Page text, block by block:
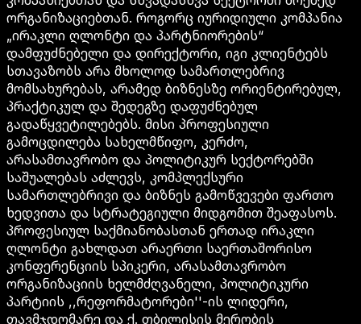
ორგანიზაციებთან. როგორც იურიდიული კომპანია
„ირაკლი ღლონტი და პარტნიორების“
დამფუძნებელი და დირექტორი, იგი კლიენტებს
სთავაზობს არა მხოლოდ სამართლებრივ
მომსახურებას, არამედ ბიზნესზე ორიენტირებულ,
პრაქტიკულ და შედეგზე დაფუძნებულ
გადაწყვეტილებებს. მისი პროფესიული
გამოცდილება სახელმწიფო, კერძო,
არასამთავრობო და პოლიტიკურ სექტორებში
საშუალებას აძლევს, კომპლექსური
სამართლებრივი და ბიზნეს გამოწვევები ფართო
ხედვითა და სტრატეგიული მიდგომით შეაფასოს.
პროფესიულ საქმიანობასთან ერთად ირაკლი
ღლონტი გახლდათ არაერთი საერთაშორისო
კონფერენციის სპიკერი, არასამთავრობო
ორგანიზაციის ხელმძღვანელი, პოლიტიკური
პარტიის ,,რეფორმატორები''-ის ლიდერი,
თავმჯდომარე და ქ. თბილისის მერობის